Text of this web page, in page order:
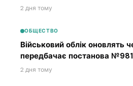
2 дня тому
ОБЩЕСТВО
Військовий облік оновлять
передбачає постанова №981
2 дня тому